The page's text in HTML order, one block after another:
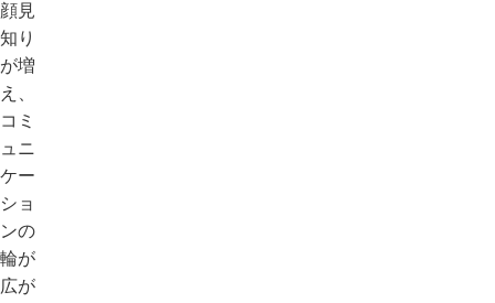
顔見
知り
が増
え、
コミ
ュニ
ケー
ショ
ンの
輪が
広が